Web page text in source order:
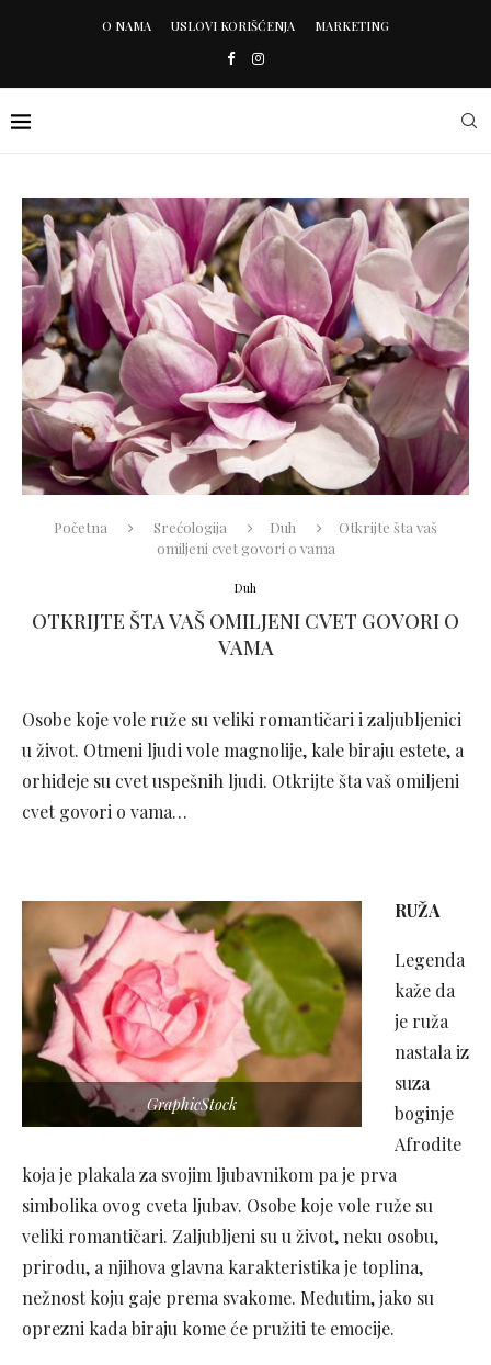
O NAMA USLOVI KORIŠĆENJA MARKETING
Početna Srećologija Duh
Otkrijte šta vaš
omiljeni cvet govori o vama
Duh
OTKRIJTE ŠTA VAŠ OMILJENI CVET GOVORI O
VAMA
Osobe koje vole ruže su veliki romantičari i zaljubljenici
u život. Otmeni ljudi vole magnolije, kale biraju estete, a
orhideje su cvet uspešnih ljudi. Otkrijte šta vaš omiljeni
cvet govori o vama…
GraphicStock
RUŽA
Legenda
kaže da
je ruža
nastala iz
suza
boginje
Afrodite
koja je plakala za svojim ljubavnikom pa je prva
simbolika ovog cveta ljubav. Osobe koje vole ruže su
veliki romantičari. Zaljubljeni su u život, neku osobu,
prirodu, a njihova glavna karakteristika je toplina,
nežnost koju gaje prema svakome. Međutim, jako su
oprezni kada biraju kome će pružiti te emocije.